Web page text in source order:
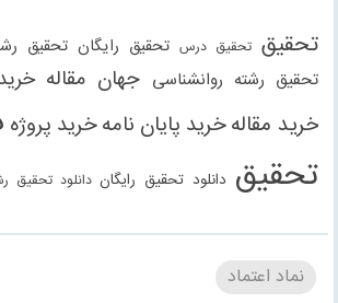
تحقیق تحقیق درس تحقیق رایگان تحقیق
تحقیق رشته روانشناسی جهان مقاله
خرید مقالهخرید پایان نامهخرید پروژه
تحقیق دانلود تحقیق رایگان دانلود تحقیق
دانلود مقاله دانلود مقاله رایگان
انسانی دانلود مقاله رشته علوم انسانی
نماد اعتماد